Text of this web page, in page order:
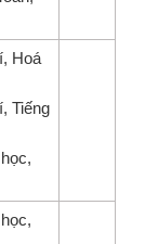
Hoá
Tiếng